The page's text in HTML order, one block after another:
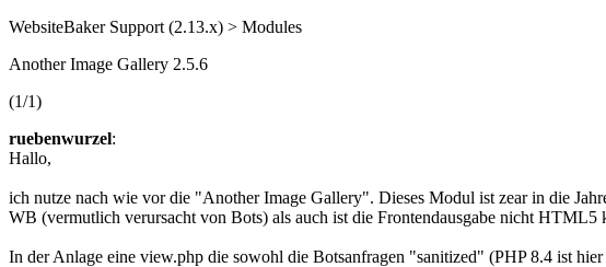
WebsiteBaker Support (2.13.x) > Modules
Another Image Gallery 2.5.6
(1/1)
ruebenwurzel:
Hallo,
ich nutze nach wie vor die "Another Image Gallery". Dieses Modul ist zear in die
WB (vermutlich verursacht von Bots) als auch ist die Frontendausgabe nicht HTML5
In der Anlage eine view.php die sowohl die Botsanfragen "sanitized" (PHP 8.4 ist